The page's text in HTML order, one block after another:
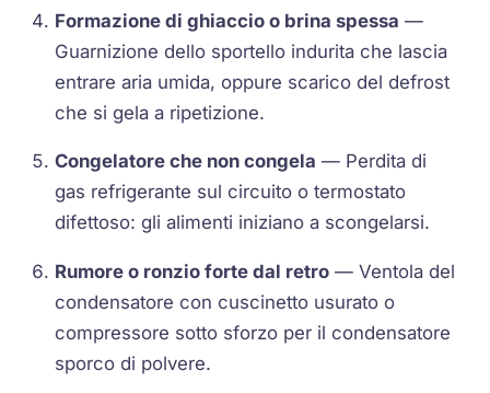
Formazione di ghiaccio o brina spessa —
Guarnizione dello sportello indurita che lascia
entrare aria umida, oppure scarico del defrost
che si gela a ripetizione.
Congelatore che non congela — Perdita di
gas refrigerante sul circuito o termostato
difettoso: gli alimenti iniziano a scongelarsi.
Rumore o ronzio forte dal retro — Ventola del
condensatore con cuscinetto usurato o
compressore sotto sforzo per il condensatore
sporco di polvere.